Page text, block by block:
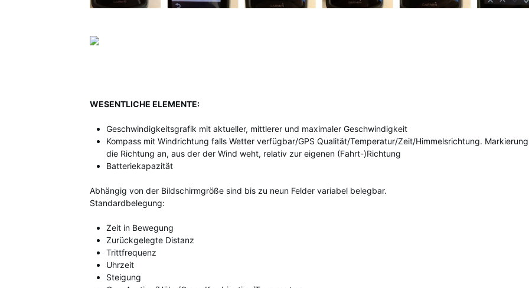
WESENTLICHE ELEMENTE:
Geschwindigkeitsgrafik mit aktueller, mittlerer und maximaler Geschwindigkeit
Kompass mit Windrichtung falls Wetter verfügbar/GPS Qualität/Temperatur/Zeit/Himmelsrichtung.
die Richtung an, aus der der Wind weht, relativ zur eigenen (Fahrt-)Richtung
Batteriekapazität
Abhängig von der Bildschirmgröße sind bis zu neun Felder variabel belegbar.
Standardbelegung:
Zeit in Bewegung
Zurückgelegte Distanz
Trittfrequenz
Uhrzeit
Steigung